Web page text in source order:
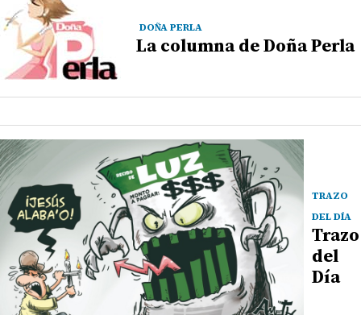
DOÑA PERLA
La columna de Doña Perla
TRAZO
DEL DÍA
Trazo
del
Día